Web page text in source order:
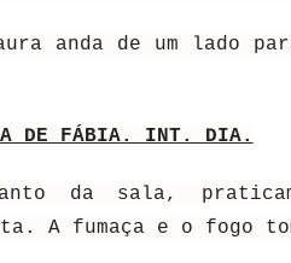
anda de um lado
DE FÁBIA. INT. DIA.
da sala,
A fumaça e o fogo